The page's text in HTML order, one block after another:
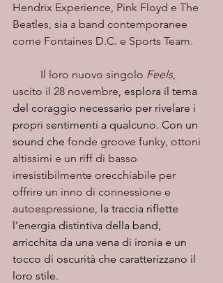
Hendrix Experience, Pink Floyd e The
Beatles, sia a band contemporanee
come Fontaines D.C. e Sports Team.
	Il loro nuovo singolo
Feels,
uscito il 28 novembre, esplora il tema
del coraggio necessario per rivelare i
propri sentimenti a qualcuno. Con un
sound che fonde groove funky, ottoni
altissimi e un riff di basso
irresistibilmente orecchiabile per
offrire un inno di connessione e
autoespressione, la traccia riflette
l'energia distintiva della band,
arricchita da una vena di ironia e un
tocco di oscurità che caratterizzano il
loro stile.